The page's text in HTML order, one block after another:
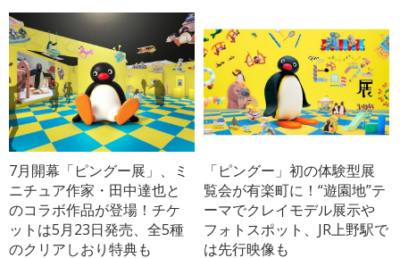
7月開幕「ピングー展」、ミ
ニチュア作家・田中達也と
のコラボ作品が登場！チケ
ットは5月23日発売、全5種
のクリアしおり特典も
「ピングー」初の体験型展
覧会が有楽町に！“遊園地”テ
ーマでクレイモデル展示や
フォトスポット、JR上野駅で
は先行映像も